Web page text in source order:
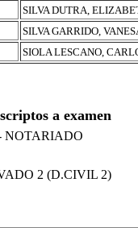
SILVA DUTRA,
SILVA GARRIDO,
SIOLA LESCANO,
a examen
NOTARIADO
2 (D.CIVIL 2)